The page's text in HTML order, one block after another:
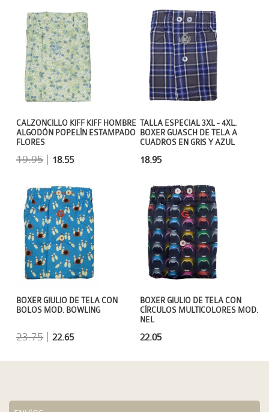
TALLA ESPECIAL 3XL - 4XL.
BOXER GUASCH DE TELA A
CUADROS EN GRIS Y AZUL
18.95
CALZONCILLO KIFF KIFF HOMBRE
ALGODÓN POPELÍN ESTAMPADO
FLORES
19.95 18.55
BOXER GIULIO DE TELA CON
CÍRCULOS MULTICOLORES MOD.
NEL
22.05
BOXER GIULIO DE TELA CON
BOLOS MOD. BOWLING
23.75 |22.65